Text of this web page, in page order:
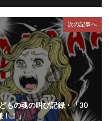
次の記事へ
もの魂の叫び記録・「30
！！」